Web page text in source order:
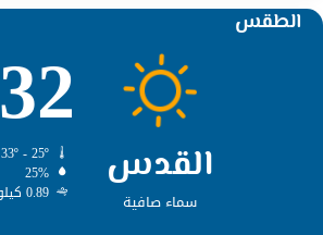
الطقس
القدس
سماء صافية
32
25%
0.89 كيلومتر/ساعة